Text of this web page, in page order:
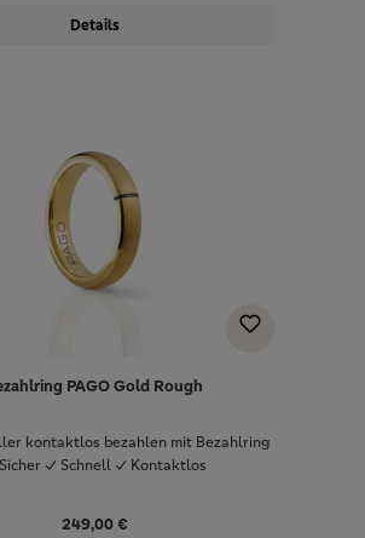
Details
PAGO Gold Rough
kontaktlos bezahlen mit Bezahlring
✓ Schnell ✓ Kontaktlos
249,00 €